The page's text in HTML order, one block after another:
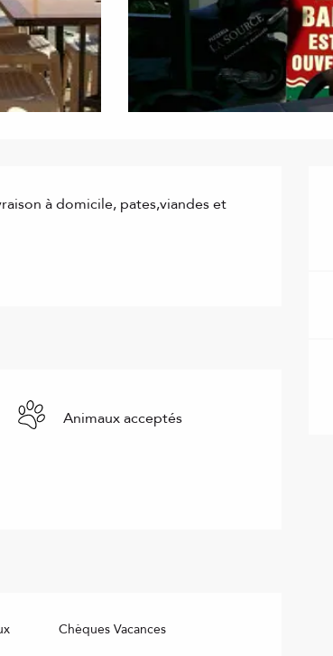
à domicile, pates,viandes et
Animaux acceptés
Chèques Vacances